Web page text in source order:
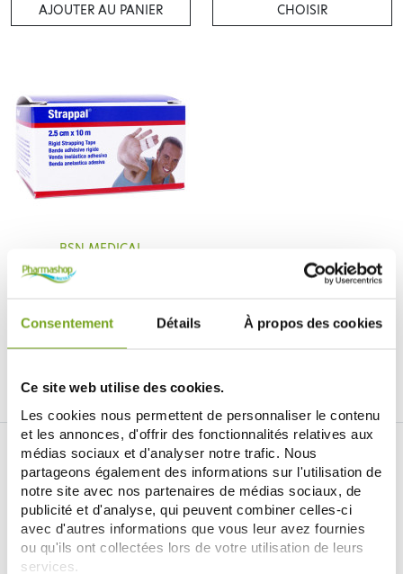
Consentement Détails À propos des cookies
Ce site web utilise des cookies.
Les cookies nous permettent de personnaliser le contenu
et les annonces, d'offrir des fonctionnalités relatives aux
médias sociaux et d'analyser notre trafic. Nous
partageons également des informations sur l'utilisation de
notre site avec nos partenaires de médias sociaux, de
publicité et d'analyse, qui peuvent combiner celles-ci
avec d'autres informations que vous leur avez fournies
ou qu'ils ont collectées lors de votre utilisation de leurs
services.
AJOUTER AU PANIER CHOISIR
BSN MEDICAL
STRAPPAL BANDE ADHÉSIVE
RIGIDE 2.5CMX10M
AJOUTER AU PANIER
Je souhaite m'inscrire à la newsletter